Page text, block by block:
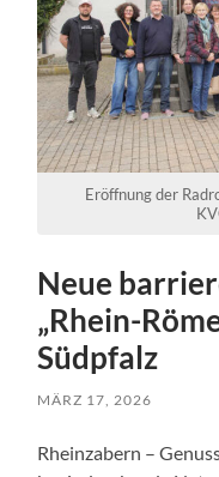
Eröffnung der
Neue
„Rhein-
Südpfalz
MÄRZ 17, 2026
Rheinzabern –